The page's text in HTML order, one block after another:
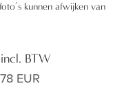
kunnen afwijken van
BTW
EUR